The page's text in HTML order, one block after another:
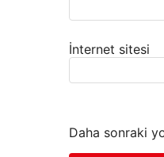
İnternet sitesi
Daha sonraki